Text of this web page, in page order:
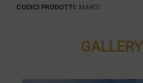
CODICI PRODOTTI: MAR01
GALLERY